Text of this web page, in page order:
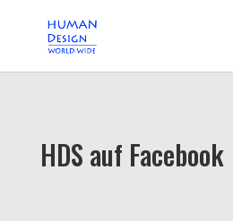
HDS auf Facebook